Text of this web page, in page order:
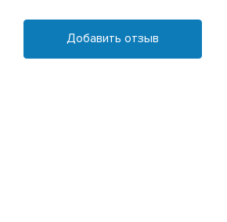
Добавить отзыв